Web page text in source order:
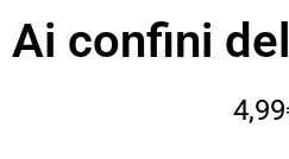
Ai confini
4,99